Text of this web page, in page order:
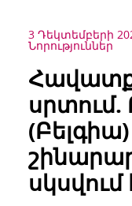
3 Դեկտեմբերի
Նորություններ
սրտում.
սկսվում